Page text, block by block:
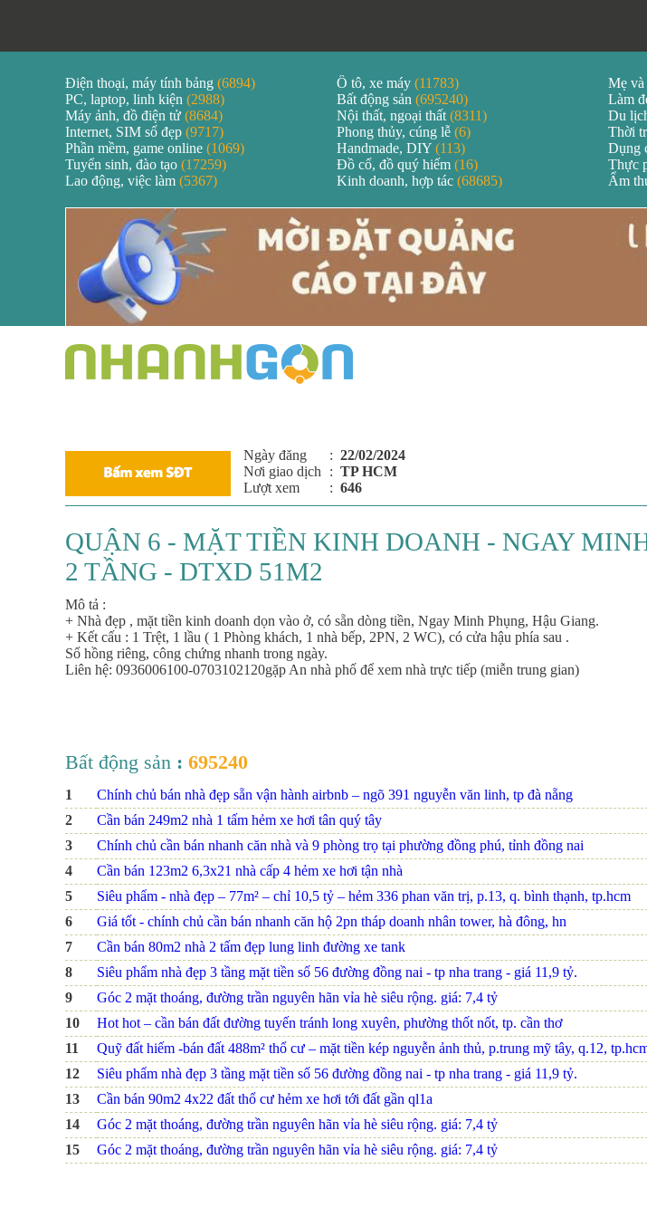
Điện thoại, máy tính bảng (6894) Ô tô, xe máy (11783) Mẹ và
PC, laptop, linh kiện (2988) Bất động sản (695240) Làm
Máy ảnh, đồ điện tử (8684) Nội thất, ngoại thất (8311) Du
Internet, SIM số đẹp (9717) Phong thủy, cúng lễ (6) Thời
Phần mềm, game online (1069) Handmade, DIY (113) Dụng
Tuyển sinh, đào tạo (17259) Đồ cổ, đồ quý hiếm (16) Thực
Lao động, việc làm (5367) Kinh doanh, hợp tác (68685) Ẩm
Ngày đăng : 22/02/2024
Nơi giao dịch
: TP HCM
Lượt xem
: 646
QUẬN 6 - MẶT TIỀN KINH DOANH - NGAY
2 TẦNG - DTXD 51M2
Mô tả :
+ Nhà đẹp , mặt tiền kinh doanh dọn vào ở, có sẵn dòng tiền, Ngay Minh Phụng, Hậu Giang.
+ Kết cấu : 1 Trệt, 1 lầu ( 1 Phòng khách, 1 nhà bếp, 2PN, 2 WC), có cửa hậu phía sau .
Sổ hồng riêng, công chứng nhanh trong ngày.
Liên hệ: 0936006100-0703102120gặp An nhà phố để xem nhà trực tiếp (miễn trung gian)
Bất động sản : 695240
1 Chính chủ bán nhà đẹp sẵn vận hành airbnb – ngõ 391 nguyễn văn linh, tp đà nẵng
2
Cần bán 249m2 nhà 1 tấm hẻm xe hơi tân quý tây
3
Chính chủ cần bán nhanh căn nhà và 9 phòng trọ tại phường đồng phú, tỉnh đồng nai
4
Cần bán 123m2 6,3x21 nhà cấp 4 hẻm xe hơi tận nhà
5
Siêu phẩm - nhà đẹp – 77m² – chỉ 10,5 tỷ – hẻm 336 phan văn trị, p.13, q. bình thạnh, tp.hcm
6
Giá tốt - chính chủ cần bán nhanh căn hộ 2pn tháp doanh nhân tower, hà đông, hn
7
Cần bán 80m2 nhà 2 tấm đẹp lung linh đường xe tank
8
Siêu phẩm nhà đẹp 3 tầng mặt tiền số 56 đường đồng nai - tp nha trang - giá 11,9 tỷ.
9
Góc 2 mặt thoáng, đường trần nguyên hãn vỉa hè siêu rộng. giá: 7,4 tỷ
10
Hot hot – cần bán đất đường tuyến tránh long xuyên, phường thốt nốt, tp. cần thơ
11
Quỹ đất hiếm -bán đất 488m² thổ cư – mặt tiền kép nguyễn ảnh thủ, p.trung mỹ tây, q.12,
12
Siêu phẩm nhà đẹp 3 tầng mặt tiền số 56 đường đồng nai - tp nha trang - giá 11,9 tỷ.
13
Cần bán 90m2 4x22 đất thổ cư hẻm xe hơi tới đất gần ql1a
14
Góc 2 mặt thoáng, đường trần nguyên hãn vỉa hè siêu rộng. giá: 7,4 tỷ
15
Góc 2 mặt thoáng, đường trần nguyên hãn vỉa hè siêu rộng. giá: 7,4 tỷ